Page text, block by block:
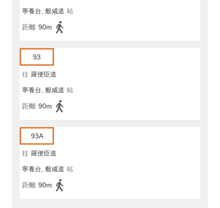
寧養台, 般咸道 站
距離 90m
93
往 羅便臣道
寧養台, 般咸道 站
距離 90m
93A
往 羅便臣道
寧養台, 般咸道 站
距離 90m